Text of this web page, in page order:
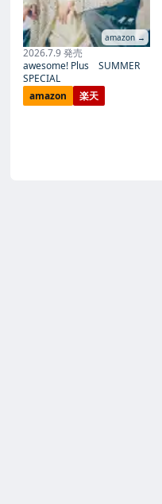
amazon →
2026.7.9 発売
awesome! Plus SUMMER
SPECIAL
amazon
楽天